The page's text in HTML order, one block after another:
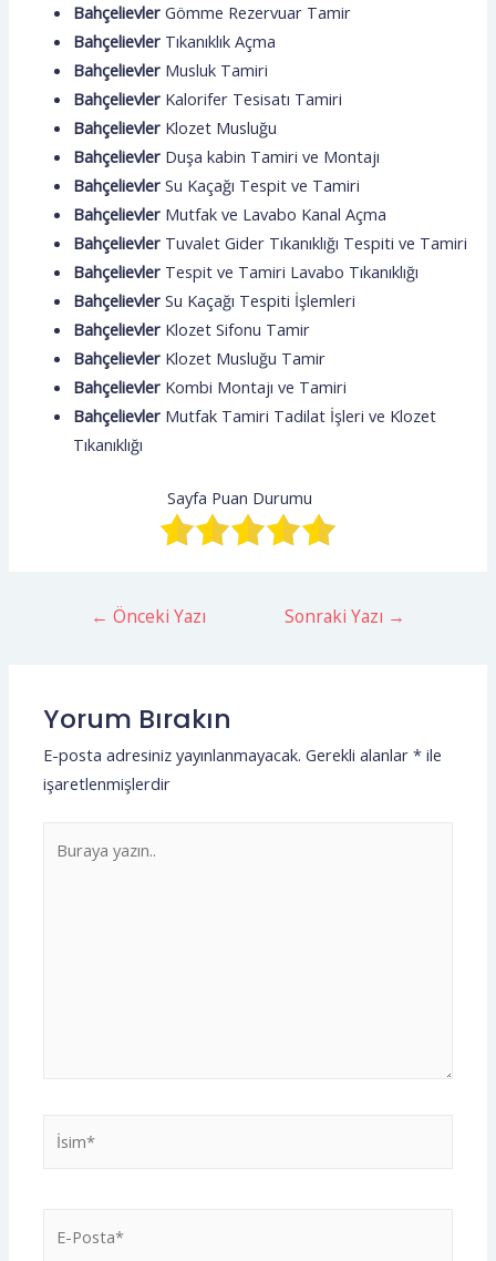
BahçelievlerGömme Rezervuar Tamir
Bahçelievler Tıkanıklık Açma
Bahçelievler Musluk Tamiri
Bahçelievler Kalorifer Tesisatı Tamiri
Bahçelievler Klozet Musluğu
Bahçelievler Duşa kabin Tamiri ve Montajı
BahçelievlerSu Kaçağı Tespit ve Tamiri
Bahçelievler Mutfak ve Lavabo Kanal Açma
Bahçelievler Tuvalet Gider Tıkanıklığı Tespiti ve Tamiri
Bahçelievler Tespit ve Tamiri Lavabo Tıkanıklığı
BahçelievlerSu Kaçağı Tespiti İşlemleri
Bahçelievler Klozet Sifonu Tamir
Bahçelievler Klozet Musluğu Tamir
Bahçelievler Kombi Montajı ve Tamiri
Bahçelievler Mutfak Tamiri Tadilat İşleri ve Klozet
Tıkanıklığı
Sayfa Puan Durumu
← Önceki Yazı Sonraki Yazı →
Yorum Bırakın
E-posta adresiniz yayınlanmayacak. Gerekli alanlar* ile
işaretlenmişlerdir